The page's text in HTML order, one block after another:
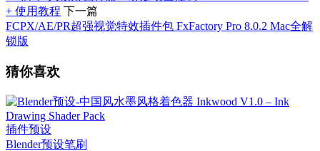
+ 使用教程 下一篇
FCPX/AE/PR超强视觉特效插件包 FxFactory Pro 8.0.2 Mac全解
锁版
猜你喜欢
插件预设
Blender预设笔刷